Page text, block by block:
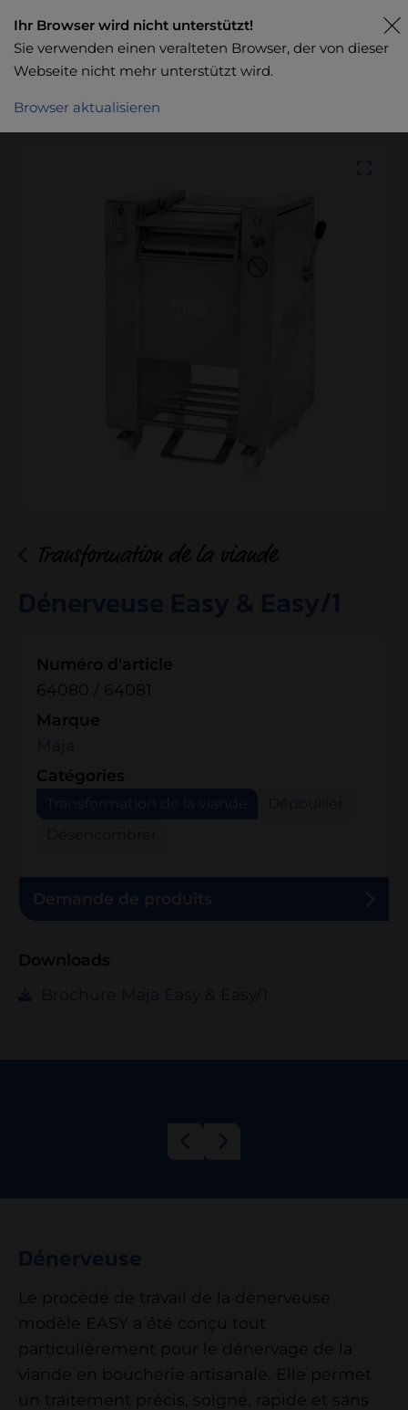
Transformation de la viande
Numéro d'article
64080 / 64081
Marque
Catégories
Downloads
Le procédé de travail de la dénerveuse
modèle EASY a été conçu tout
particulièrement pour le dénervage de la
viande en boucherie artisanale. Elle permet
un traitement précis, soigné, rapide et sans
Ihr Browser wird nicht unterstützt!
Sie verwenden einen veralteten Browser, der von dieser
Webseite nicht mehr unterstützt wird.
Browser aktualisieren